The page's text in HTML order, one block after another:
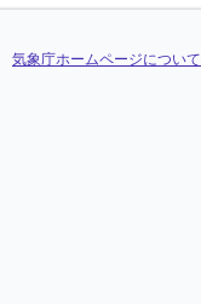
気象庁ホームページについて